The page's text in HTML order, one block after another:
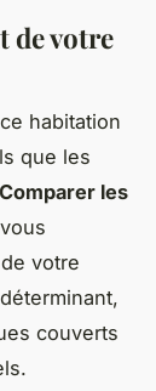
de votre
habitation
que les
Comparer les
vous
votre
couverts